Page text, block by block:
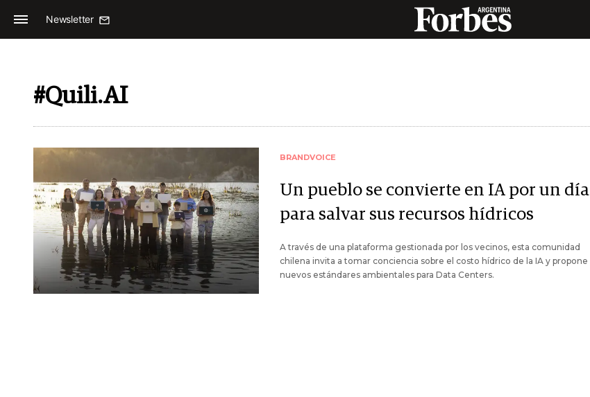
Newsletter
#Quili.AI
BRANDVOICE
Un pueblo se convierte en IA por un día
para salvar sus recursos hídricos
A través de una plataforma gestionada por los vecinos, esta comunidad
chilena invita a tomar conciencia sobre el costo hídrico de la IA y propone
nuevos estándares ambientales para Data Centers.